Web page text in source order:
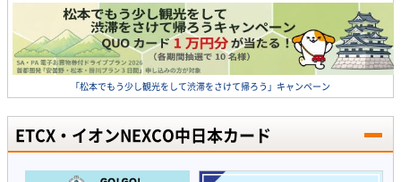
「松本でもう少し観光をして渋滞をさけて帰ろう」キャンペーン
ETCX・イオンNEXCO中日本カード